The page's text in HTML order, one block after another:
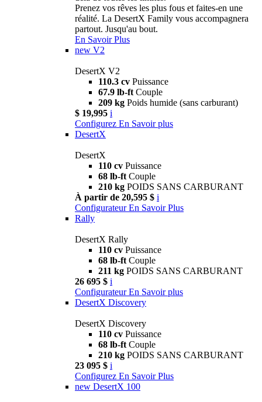
Prenez vos rêves les plus fous et faites-en une
réalité. La DesertX Family vous accompagnera
partout. Jusqu'au bout.
En Savoir Plus
new V2
DesertX V2
110.3 cv Puissance
67.9 lb-ft Couple
209 kg Poids humide (sans carburant)
$ 19,995 i
Configurez En Savoir plus
DesertX
DesertX
110 cv Puissance
68 lb-ft Couple
210 kg POIDS SANS CARBURANT
À partir de 20,595 $ i
Configurateur En Savoir Plus
Rally
DesertX Rally
110 cv Puissance
68 lb-ft Couple
211 kg POIDS SANS CARBURANT
26 695 $ i
Configurateur En Savoir plus
DesertX Discovery
DesertX Discovery
110 cv Puissance
68 lb-ft Couple
210 kg POIDS SANS CARBURANT
23 095 $ i
Configurez En Savoir Plus
new DesertX 100